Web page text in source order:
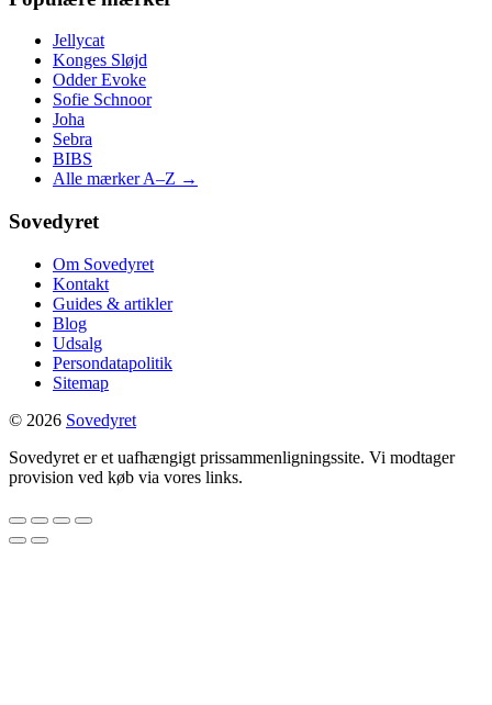
Jellycat
Konges Sløjd
Odder Evoke
Sofie Schnoor
Joha
Sebra
BIBS
Alle mærker A–Z →
Sovedyret
Om Sovedyret
Kontakt
Guides & artikler
Blog
Udsalg
Persondatapolitik
Sitemap
© 2026 Sovedyret
Sovedyret er et uafhængigt prissammenligningssite. Vi modtager
provision ved køb via vores links.